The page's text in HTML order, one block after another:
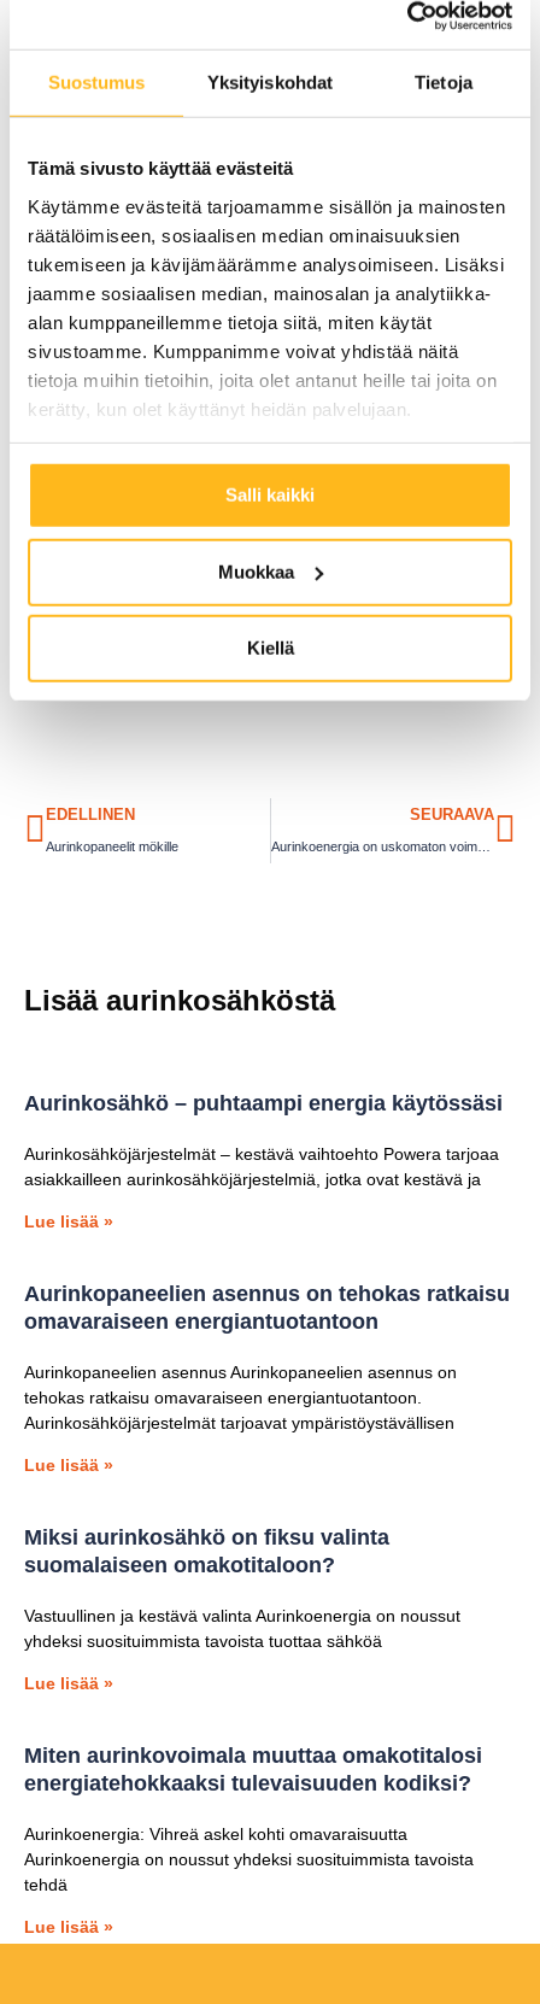
Suostumus Yksityiskohdat Tietoja
Tämä sivusto käyttää evästeitä
Käytämme evästeitä tarjoamamme sisällön ja mainosten
räätälöimiseen, sosiaalisen median ominaisuuksien
tukemiseen ja kävijämäärämme analysoimiseen. Lisäksi
jaamme sosiaalisen median, mainosalan ja analytiikka-
alan kumppaneillemme tietoja siitä, miten käytät
sivustoamme. Kumppanimme voivat yhdistää näitä
tietoja muihin tietoihin, joita olet antanut heille tai joita on
kerätty, kun olet käyttänyt heidän palvelujaan.
Salli kaikki
Muokkaa
Kiellä
akuston lisäksi omavaraiseen
aurinkosähköjärjestelmään tarvitaan lataussäädin.
Lataussäädin estää akun ylilatautumisen ja
syväpurkautumisen. Jos järjestelmästä haluaa irti
mahdollisimman suuren tuotantopotentiaalin, on
suositeltavaa käyttää MPPT-lataussäädintä
(Maximum Power Point Tracking). Se valvoo
akuston optimaalista latausta ja säätää
aurinkopaneelit tuottamaan sähköä
mahdollisimman suurella hyötysuhteella.
Jaa:
EDELLINEN
Aurinkopaneelit mökille
SEURAAVA
Aurinkoenergia on uskomaton voimavara
Lisää aurinkosähköstä
Aurinkosähkö – puhtaampi energia käytössäsi
Aurinkosähköjärjestelmät – kestävä vaihtoehto Powera tarjoaa
asiakkailleen aurinkosähköjärjestelmiä, jotka ovat kestävä ja
Lue lisää »
Aurinkopaneelien asennus on tehokas ratkaisu
omavaraiseen energiantuotantoon
Aurinkopaneelien asennus Aurinkopaneelien asennus on
tehokas ratkaisu omavaraiseen energiantuotantoon.
Aurinkosähköjärjestelmät tarjoavat ympäristöystävällisen
Lue lisää »
Miksi aurinkosähkö on fiksu valinta
suomalaiseen omakotitaloon?
Vastuullinen ja kestävä valinta Aurinkoenergia on noussut
yhdeksi suosituimmista tavoista tuottaa sähköä
Lue lisää »
Miten aurinkovoimala muuttaa omakotitalosi
energiatehokkaaksi tulevaisuuden kodiksi?
Aurinkoenergia: Vihreä askel kohti omavaraisuutta
Aurinkoenergia on noussut yhdeksi suosituimmista tavoista
tehdä
Lue lisää »